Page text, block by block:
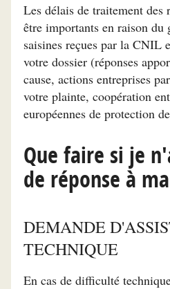
Les délais de traitement des
être importants en raison du
saisines reçues par la CNIL
votre dossier (réponses
cause, actions entreprises
votre plainte, coopération
européennes de protection
Que faire si je
de réponse à
DEMANDE
TECHNIQUE
En cas de difficulté